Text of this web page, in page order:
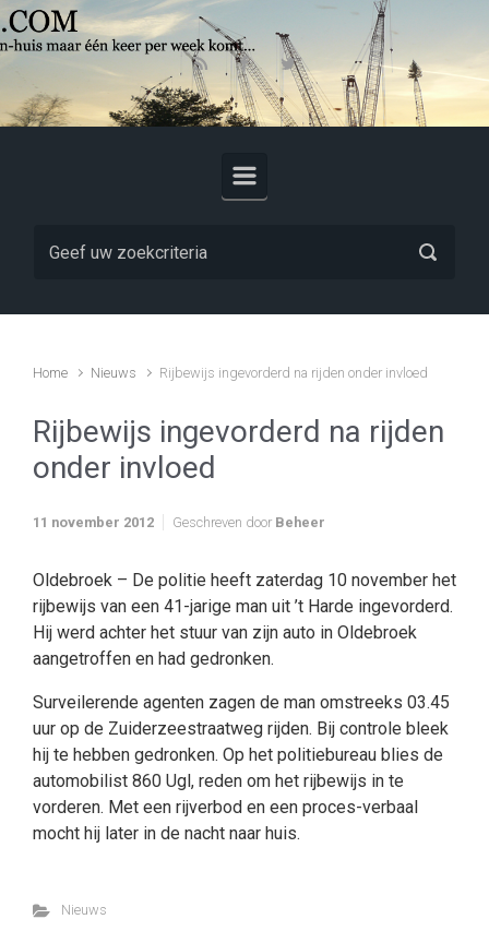
Skip to main content
Home Nieuws Rijbewijs ingevorderd na rijden onder invloed
Rijbewijs ingevorderd na rijden
onder invloed
11 november 2012 Geschreven door Beheer
Oldebroek – De politie heeft zaterdag 10 november het
rijbewijs van een 41-jarige man uit ’t Harde ingevorderd.
Hij werd achter het stuur van zijn auto in Oldebroek
aangetroffen en had gedronken.
Surveilerende agenten zagen de man omstreeks 03.45
uur op de Zuiderzeestraatweg rijden. Bij controle bleek
hij te hebben gedronken. Op het politiebureau blies de
automobilist 860 Ugl, reden om het rijbewijs in te
vorderen. Met een rijverbod en een proces-verbaal
mocht hij later in de nacht naar huis.
Nieuws